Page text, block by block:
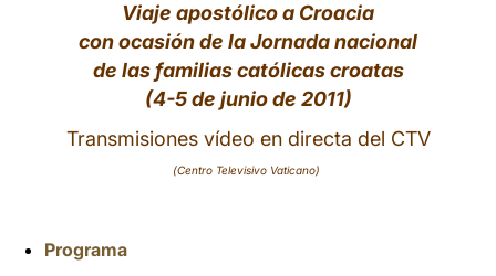
中文
LATINE
Viaje apostólico a Croacia
con ocasión de la Jornada nacional
de las familias católicas croatas
(4-5 de junio de 2011)
Transmisiones vídeo en directa del CTV
(Centro Televisivo Vaticano)
Programa